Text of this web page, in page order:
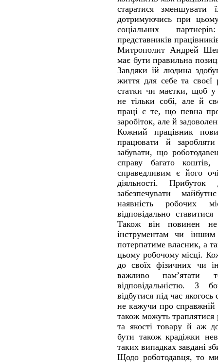
старатися зменшувати
дотримуючись при
соціальних
представників
Митрополит Андрей
має бути правильна
Завдяки їй людина
життя для себе та
статки чи маєтки, щоб
не тільки собі, але й
праці є те, що певна
заробіток, але й
Кожний працівник
працювати й
забувати, що
справу багато
справедливим є його
діяльності. Прибуток
забезпечувати
наявність робочих
відповідально
Також він повинен не
інструментам чи
потерпатиме власник, а
цьому робочому місці.
до своїх фізичних чи
важливо
відповідальністю. З
відбутися під час
не кажучи про справжній
також можуть
та якості товару й аж
бути також крадіжки
таких випадках завдані
Щодо роботодавця, то